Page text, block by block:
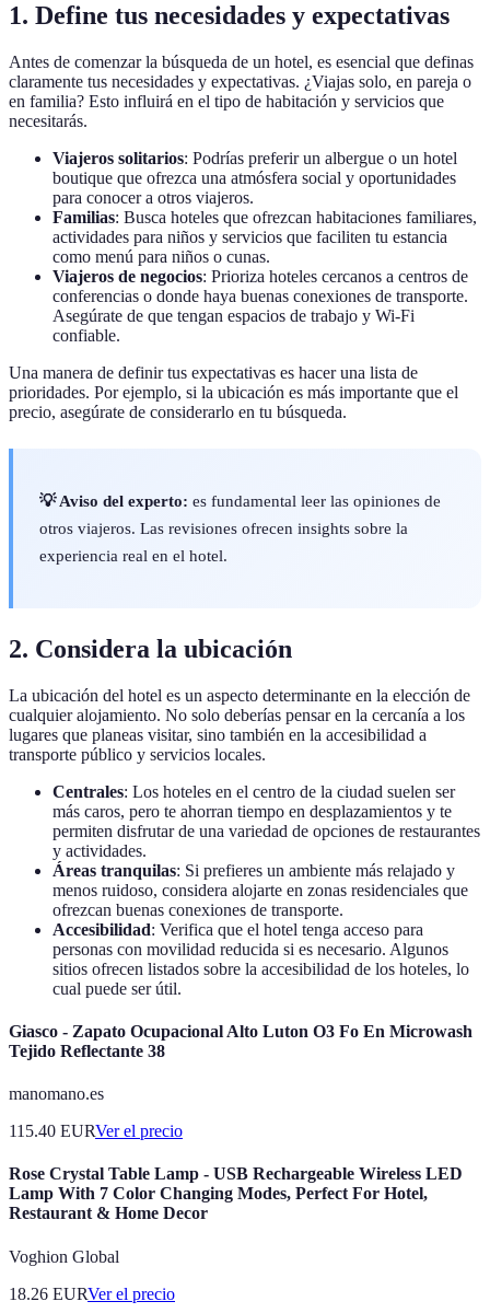
1. Define tus necesidades y expectativas
Antes de comenzar la búsqueda de un hotel, es esencial que definas
claramente tus necesidades y expectativas. ¿Viajas solo, en pareja o
en familia? Esto influirá en el tipo de habitación y servicios que
necesitarás.
Viajeros solitarios: Podrías preferir un albergue o un hotel
boutique que ofrezca una atmósfera social y oportunidades
para conocer a otros viajeros.
Familias: Busca hoteles que ofrezcan habitaciones familiares,
actividades para niños y servicios que faciliten tu estancia
como menú para niños o cunas.
Viajeros de negocios: Prioriza hoteles cercanos a centros de
conferencias o donde haya buenas conexiones de transporte.
Asegúrate de que tengan espacios de trabajo y Wi-Fi
confiable.
Una manera de definir tus expectativas es hacer una lista de
prioridades. Por ejemplo, si la ubicación es más importante que el
precio, asegúrate de considerarlo en tu búsqueda.
💡 Aviso del experto: es fundamental leer las opiniones de
otros viajeros. Las revisiones ofrecen insights sobre la
experiencia real en el hotel.
2. Considera la ubicación
La ubicación del hotel es un aspecto determinante en la elección de
cualquier alojamiento. No solo deberías pensar en la cercanía a los
lugares que planeas visitar, sino también en la accesibilidad a
transporte público y servicios locales.
Centrales: Los hoteles en el centro de la ciudad suelen ser
más caros, pero te ahorran tiempo en desplazamientos y te
permiten disfrutar de una variedad de opciones de restaurantes
y actividades.
Áreas tranquilas: Si prefieres un ambiente más relajado y
menos ruidoso, considera alojarte en zonas residenciales que
ofrezcan buenas conexiones de transporte.
Accesibilidad: Verifica que el hotel tenga acceso para
personas con movilidad reducida si es necesario. Algunos
sitios ofrecen listados sobre la accesibilidad de los hoteles, lo
cual puede ser útil.
Giasco - Zapato Ocupacional Alto Luton O3 Fo En Microwash
Tejido Reflectante 38
manomano.es
115.40 EURVer el precio
Rose Crystal Table Lamp - USB Rechargeable Wireless LED
Lamp With 7 Color Changing Modes, Perfect For Hotel,
Restaurant & Home Decor
Voghion Global
18.26 EURVer el precio